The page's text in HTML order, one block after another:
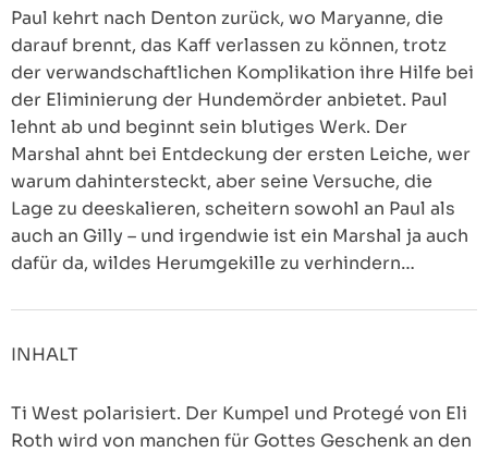
Paul kehrt nach Denton zurück, wo Maryanne, die
darauf brennt, das Kaff verlassen zu können, trotz
der verwandschaftlichen Komplikation ihre Hilfe bei
der Eliminierung der Hundemörder anbietet. Paul
lehnt ab und beginnt sein blutiges Werk. Der
Marshal ahnt bei Entdeckung der ersten Leiche, wer
warum dahintersteckt, aber seine Versuche, die
Lage zu deeskalieren, scheitern sowohl an Paul als
auch an Gilly – und irgendwie ist ein Marshal ja auch
dafür da, wildes Herumgekille zu verhindern…
INHALT
Ti West polarisiert. Der Kumpel und Protegé von Eli
Roth wird von manchen für Gottes Geschenk an den